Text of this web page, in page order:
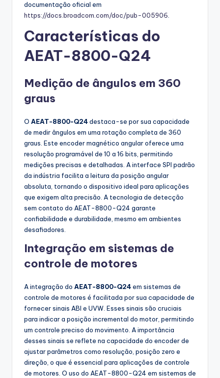
documentação oficial em
https://docs.broadcom.com/doc/pub-005906.
Características do
AEAT-8800-Q24
Medição de ângulos em 360
graus
O AEAT-8800-Q24destaca-se por sua capacidade
de medir ângulos em uma rotação completa de 360
graus. Este encoder magnético angular oferece uma
resolução programável de 10 a 16 bits, permitindo
medições precisas e detalhadas. A interface SPI padrão
da indústria facilita a leitura da posição angular
absoluta, tornando o dispositivo ideal para aplicações
que exigem alta precisão. A tecnologia de detecção
sem contato do AEAT-8800-Q24 garante
confiabilidade e durabilidade, mesmo em ambientes
desafiadores.
Integração em sistemas de
controle de motores
A integração do AEAT-8800-Q24em sistemas de
controle de motores é facilitada por sua capacidade de
fornecer sinais ABI e UVW. Esses sinais são cruciais
para indicar a posição incremental do motor, permitindo
um controle preciso do movimento. A importância
desses sinais se reflete na capacidade do encoder de
ajustar parâmetros como resolução, posição zero e
direção, o que é essencial para aplicações de controle
de motores. O uso do AEAT-8800-Q24 em sistemas de